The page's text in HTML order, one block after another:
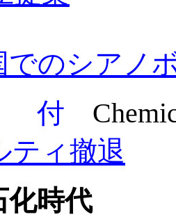
でのシアノ
ティ撤退
時代